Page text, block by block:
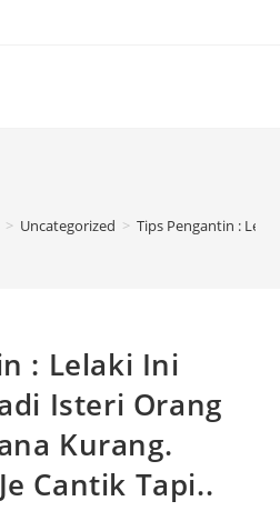
> Uncategorized > Tips Pengantin :
: Lelaki Ini
Isteri Orang
Kurang.
Cantik Tapi..